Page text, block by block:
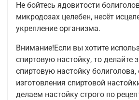
Не бойтесь ядовитости
микродозах целебен, несёт
укрепление организма.
Внимание!Если вы хотите
спиртовую настойку, то делайте
спиртовую настойку болиголова,
изготовления спиртовой
делаем настойку строго по